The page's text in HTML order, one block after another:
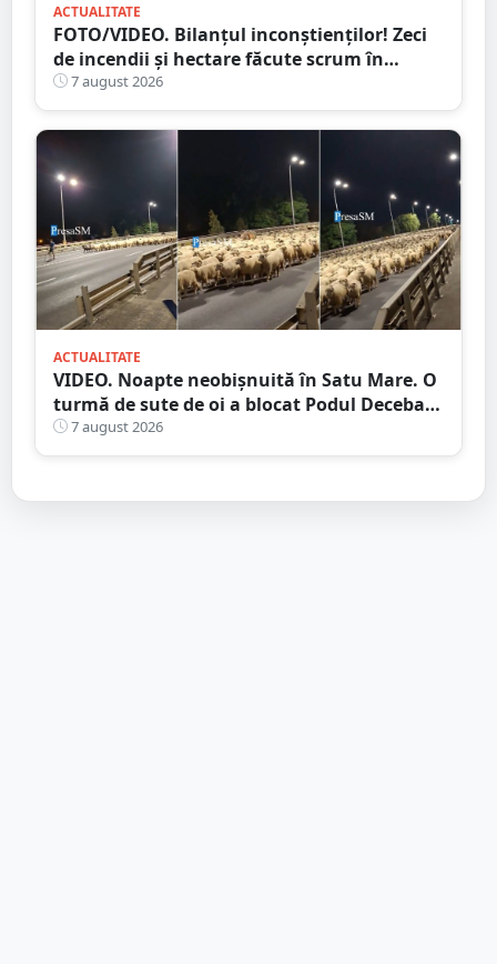
ACTUALITATE
FOTO/VIDEO. Bilanțul inconștienților! Zeci
de incendii și hectare făcute scrum în
județul Satu Mare
7 august 2026
ACTUALITATE
VIDEO. Noapte neobișnuită în Satu Mare. O
turmă de sute de oi a blocat Podul Decebal.
Gest de apreciat al ciobanului
7 august 2026